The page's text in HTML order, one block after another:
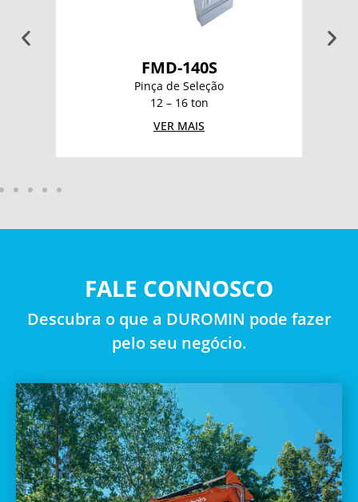
FMD-140S
Pinça de Seleção
12 – 16 ton
VER MAIS
FALE CONNOSCO
Descubra o que a DUROMIN pode fazer
pelo seu negócio.